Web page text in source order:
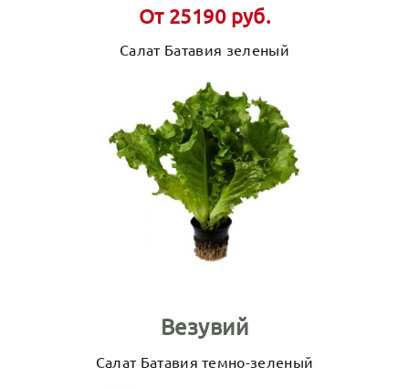
От 25190 руб.
Салат Батавия зеленый
Везувий
Салат Батавия темно-зеленый